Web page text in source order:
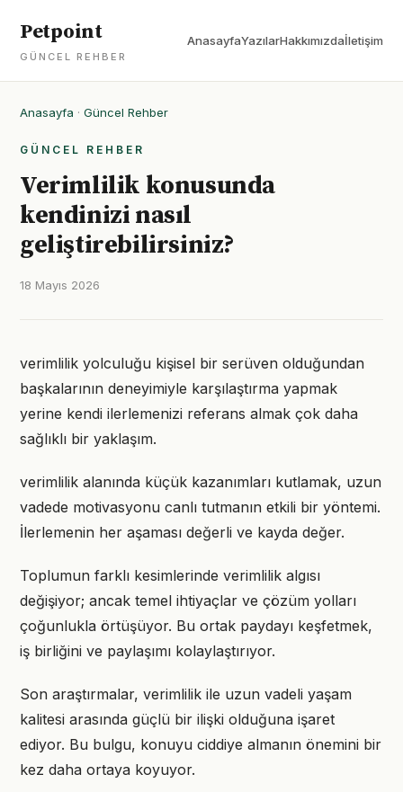
Petpoint
GÜNCEL REHBER
AnasayfaYazılarHakkımızdaİletişim
Anasayfa · Güncel Rehber
GÜNCEL REHBER
Verimlilik konusunda
kendinizi nasıl
geliştirebilirsiniz?
18 Mayıs 2026
verimlilik yolculuğu kişisel bir serüven olduğundan
başkalarının deneyimiyle karşılaştırma yapmak
yerine kendi ilerlemenizi referans almak çok daha
sağlıklı bir yaklaşım.
verimlilik alanında küçük kazanımları kutlamak, uzun
vadede motivasyonu canlı tutmanın etkili bir yöntemi.
İlerlemenin her aşaması değerli ve kayda değer.
Toplumun farklı kesimlerinde verimlilik algısı
değişiyor; ancak temel ihtiyaçlar ve çözüm yolları
çoğunlukla örtüşüyor. Bu ortak paydayı keşfetmek,
iş birliğini ve paylaşımı kolaylaştırıyor.
Son araştırmalar, verimlilik ile uzun vadeli yaşam
kalitesi arasında güçlü bir ilişki olduğuna işaret
ediyor. Bu bulgu, konuyu ciddiye almanın önemini bir
kez daha ortaya koyuyor.